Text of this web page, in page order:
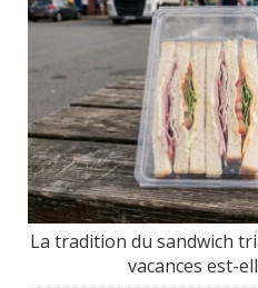
La tradition du sandwich
vacances est-